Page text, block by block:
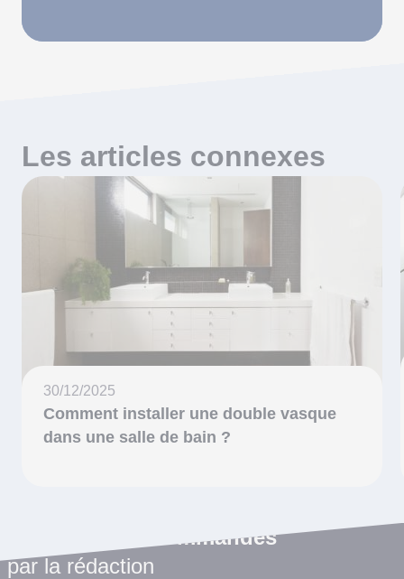
Les articles connexes
30/12/2025
Comment installer une double vasque
dans une salle de bain ?
Les articles recommandés
par la rédaction